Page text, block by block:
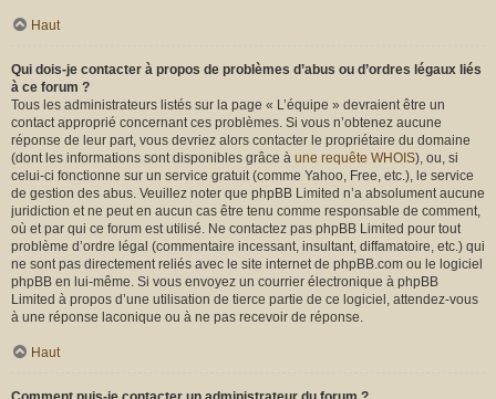
Haut
Qui dois-je contacter à propos de problèmes d’abus ou d’ordres légaux liés
à ce forum ?
Tous les administrateurs listés sur la page « L’équipe » devraient être un
contact approprié concernant ces problèmes. Si vous n’obtenez aucune
réponse de leur part, vous devriez alors contacter le propriétaire du domaine
(dont les informations sont disponibles grâce à une requête WHOIS), ou, si
celui-ci fonctionne sur un service gratuit (comme Yahoo, Free, etc.), le service
de gestion des abus. Veuillez noter que phpBB Limited n’a absolument aucune
juridiction et ne peut en aucun cas être tenu comme responsable de comment,
où et par qui ce forum est utilisé. Ne contactez pas phpBB Limited pour tout
problème d’ordre légal (commentaire incessant, insultant, diffamatoire, etc.) qui
ne sont pas directement reliés avec le site internet de phpBB.com ou le logiciel
phpBB en lui-même. Si vous envoyez un courrier électronique à phpBB
Limited à propos d’une utilisation de tierce partie de ce logiciel, attendez-vous
à une réponse laconique ou à ne pas recevoir de réponse.
Haut